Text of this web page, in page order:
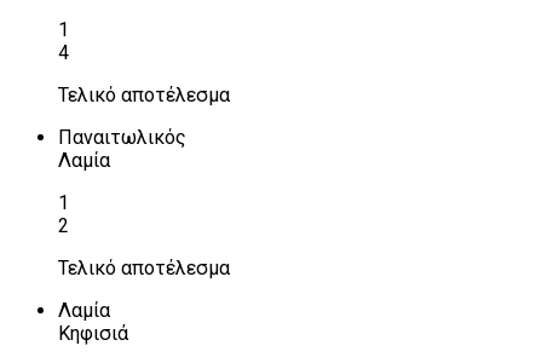
1
4
Τελικό αποτέλεσμα
Παναιτωλικός
Λαμία
1
2
Τελικό αποτέλεσμα
Λαμία
Κηφισιά